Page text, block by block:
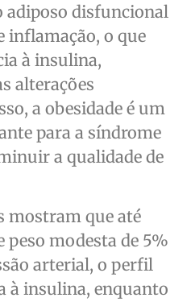
adiposo disfuncional
inflamação, o que
à insulina,
alterações
a obesidade é um
para a síndrome
a qualidade de
mostram que até
peso modesta de 5%
arterial, o perfil
à insulina, enquanto